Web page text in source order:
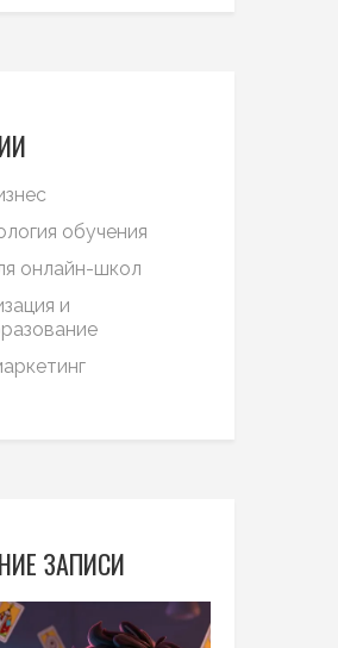
обучения
онлайн-школ
и
ЗАПИСИ